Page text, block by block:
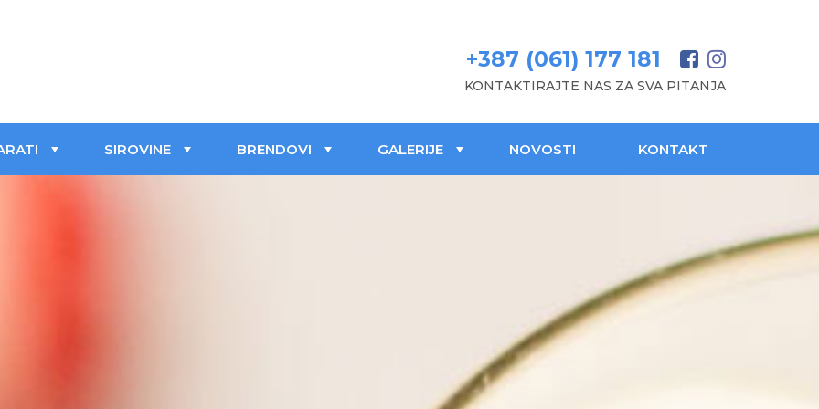
+387 (061) 177 181
KONTAKTIRAJTE NAS ZA SVA PITANJA
SIROVINE BRENDOVI GALERIJE NOVOSTI KONTAKT